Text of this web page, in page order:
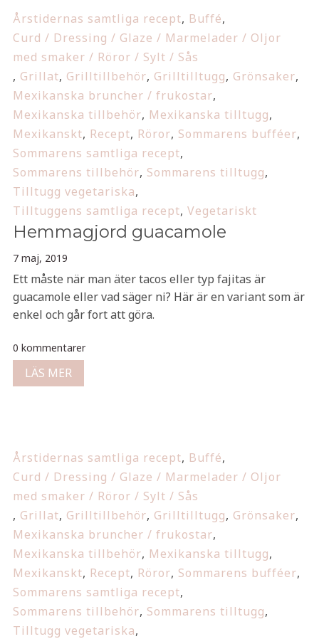
Årstidernas samtliga recept, Buffé,
Curd / Dressing / Glaze / Marmelader / Oljor
med smaker / Röror / Sylt / Sås
, Grillat, Grilltillbehör, Grilltilltugg, Grönsaker,
Mexikanska bruncher / frukostar,
Mexikanska tillbehör, Mexikanska tilltugg,
Mexikanskt, Recept, Röror, Sommarens bufféer,
Sommarens samtliga recept,
Sommarens tillbehör, Sommarens tilltugg,
Tilltugg vegetariska,
Tilltuggens samtliga recept, Vegetariskt
Hemmagjord guacamole
7 maj, 2019
Ett måste när man äter tacos eller typ fajitas är
guacamole eller vad säger ni? Här är en variant som är
enkel och går fort att göra.
0 kommentarer
LÄS MER
Årstidernas samtliga recept, Buffé,
Curd / Dressing / Glaze / Marmelader / Oljor
med smaker / Röror / Sylt / Sås
, Grillat, Grilltillbehör, Grilltilltugg, Grönsaker,
Mexikanska bruncher / frukostar,
Mexikanska tillbehör, Mexikanska tilltugg,
Mexikanskt, Recept, Röror, Sommarens bufféer,
Sommarens samtliga recept,
Sommarens tillbehör, Sommarens tilltugg,
Tilltugg vegetariska,